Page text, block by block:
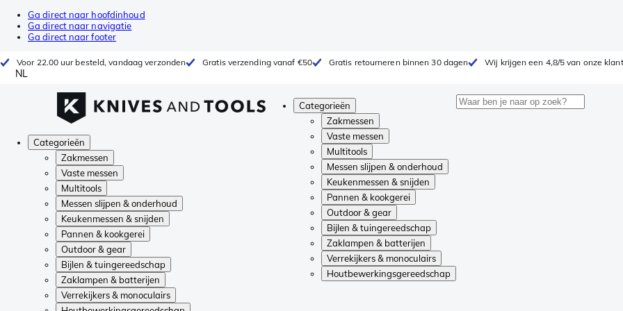
Ga direct naar hoofdinhoud
Ga direct naar navigatie
Ga direct naar footer
Voor 22.00 uur besteld, vandaag verzonden Gratis verzending vanaf €50 Gratis retourneren binnen 30 dagen Wij krijgen een 4,8/5 van onze
NL
Categorieën
Zakmessen
Vaste messen
Multitools
Messen slijpen & onderhoud
Keukenmessen & snijden
Pannen & kookgerei
Outdoor & gear
Bijlen & tuingereedschap
Zaklampen & batterijen
Verrekijkers & monoculairs
Houtbewerkingsgereedschap
Categorieën
Zakmessen
Vaste messen
Multitools
Messen slijpen & onderhoud
Keukenmessen & snijden
Pannen & kookgerei
Outdoor & gear
Bijlen & tuingereedschap
Zaklampen & batterijen
Verrekijkers & monoculairs